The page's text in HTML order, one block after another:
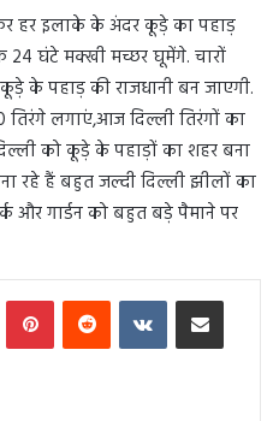
हर इलाके के अंदर कूड़े का पहाड़
घंटे मक्खी मच्छर घूमेंगे. चारों
के पहाड़ की राजधानी बन जाएगी.
लगाएं,आज दिल्ली तिरंगों का
को कूड़े के पहाड़ों का शहर बना
रहे हैं बहुत जल्दी दिल्ली झीलों का
और गार्डन को बहुत बड़े पैमाने पर
PinterestReddit VKontakteShare via Email